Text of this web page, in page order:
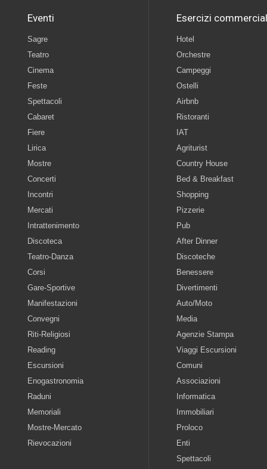
Eventi
Sagre
Teatro
Cinema
Feste
Spettacoli
Cabaret
Fiere
Lirica
Mostre
Concerti
Incontri
Mercati
Intrattenimento
Discoteca
Teatro-Danza
Corsi
Gare-Sportive
Manifestazioni
Convegni
Riti-Religiosi
Reading
Escursioni
Enogastronomia
Raduni
Memoriali
Mostre-Mercato
Rievocazioni
Esercizi
Hotel
Orchestre
Campeggi
Ostelli
Airbnb
Ristoranti
IAT
Agriturist
Country House
Bed & Breakfast
Shopping
Pizzerie
Pub
After Dinner
Discoteche
Benessere
Divertimenti
Auto/Moto
Media
Agenzie Stampa
Viaggi Escursioni
Comuni
Associazioni
Informatica
Immobiliari
Proloco
Enti
Spettacoli